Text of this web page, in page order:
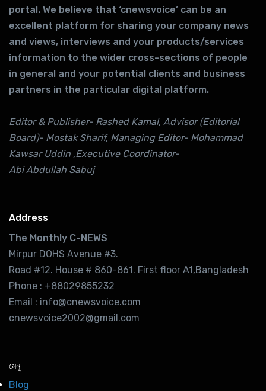
portal. We believe that ‘cnewsvoice’ can be an
excellent platform for sharing your company news
and views, interviews and your products/services
information to the wider cross-sections of people
in general and your potential clients and business
partners in the particular digital platform.
Editor & Publisher- Rashed Kamal, Advisor (Editorial
Board)- Mostak Sharif, Managing Editor- Mohammad
Kawsar Uddin ,Executive Coordinator-
Abi Abdullah Sabuj
Address
The Monthly C-NEWS
Mirpur DOHS Avenue #3.
Road #12. House # 860-861. First floor A1,Bangladesh
Phone : +88029855232
Email : info@cnewsvoice.com
cnewsvoice2002@gmail.com
মেনু
Blog